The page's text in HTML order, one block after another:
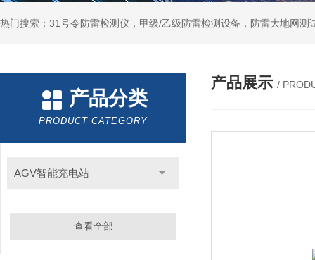
热门搜索：31号令防雷检测仪，甲级/乙级防雷检测设备，防雷大地网
产品分类
PRODUCT CATEGORY
AGV智能充电站
查看全部
产品展示 /